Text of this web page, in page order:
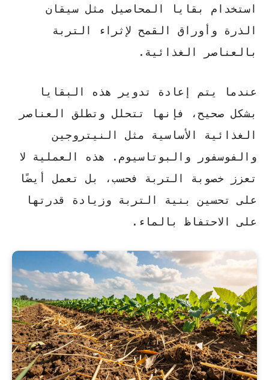
استخدام بقايا المحاصيل مثل سيقان
الذرة وأوراق القمح لإثراء التربة
بالعناصر الغذائية.
عندما يتم إعادة تدوير هذه البقايا
بشكل صحيح، فإنها تتحلل وتطلق العناصر
الغذائية الأساسية مثل النيتروجين
والفوسفور والبوتاسيوم. هذه العملية لا
تعزز خصوبة التربة فحسب، بل تعمل أيضًا
على تحسين بنية التربة وزيادة قدرتها
على الاحتفاظ بالماء.